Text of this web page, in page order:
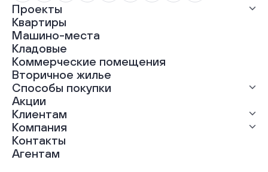
Проекты
Все проекты
ЖК «Абрикос»
ЖК «Гравитация»
ЖК «Грин Гарден»
ЖК «Динамика»
ЖК «Мохито»
ЖК «Современник»
ЖК «Янтарная долина»
Квартиры
Машино-места
Кладовые
Коммерческие помещения
Вторичное жилье
Способы покупки
Выгодная ипотека
Рассрочка
Материнский капитал
Трейд-ин
100% оплата
Акции
Клиентам
Ход строительства
Документы
Выдача ключей
Компания
О нас
Карьера
Контакты
Агентам